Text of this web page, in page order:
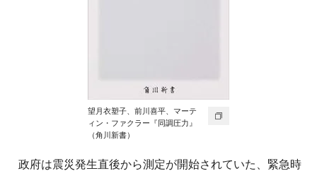
望月衣塑子、前川喜平、マーテ
ィン・ファクラー『同調圧力』
（角川新書）
政府は震災発生直後から測定が開始されていた、緊急時